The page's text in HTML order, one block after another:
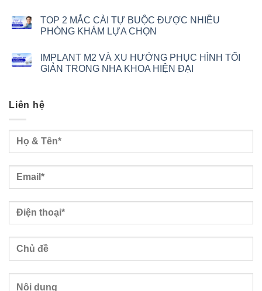
TOP 2 MẮC CÀI TỰ BUỘC ĐƯỢC NHIỀU
PHÒNG KHÁM LỰA CHỌN
IMPLANT M2 VÀ XU HƯỚNG PHỤC HÌNH TỐI
GIẢN TRONG NHA KHOA HIỆN ĐẠI
Liên hệ